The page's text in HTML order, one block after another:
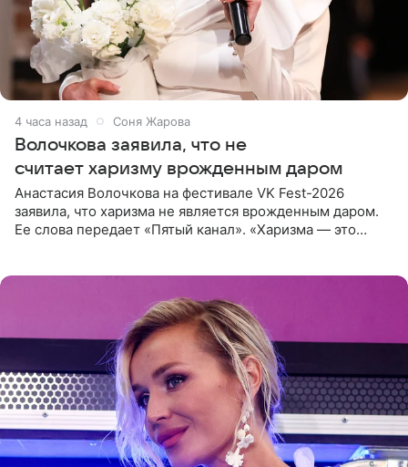
4 часа назад Соня Жарова
Волочкова заявила, что не
считает харизму врожденным даром
Анастасия Волочкова на фестивале VK Fest-2026
заявила, что харизма не является врожденным даром.
Ее слова передает «Пятый канал». «Харизма — это